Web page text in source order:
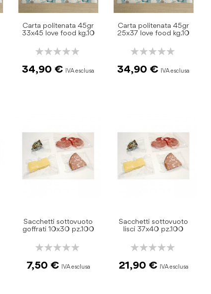
Carta politenata 45gr
33x45 love food kg.10
Rating:
34,90 €
Carta politenata 45gr
25x37 love food kg.10
Rating:
34,90 €
Sacchetti sottovuoto
goffrati 10x30 pz.100
Rating:
7,50 €
Sacchetti sottovuoto
lisci 37x40 pz.100
Rating:
21,90 €